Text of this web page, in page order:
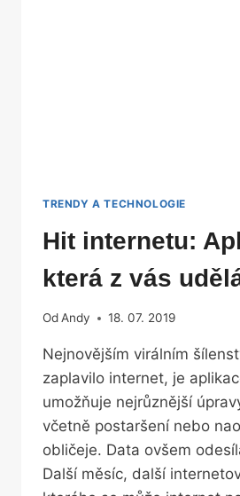
TRENDY A TECHNOLOGIE
Hit internetu:
která z vás
OdAndy 18. 07. 2019
Nejnovějším virálním
zaplavilo internet, je
umožňuje nejrůznější
včetně postaršení nebo
obličeje. Data ovšem
Další měsíc, další